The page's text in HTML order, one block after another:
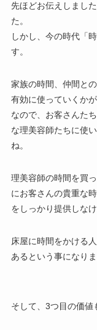
先ほどお伝えしまし
た。
しかし、今の時代「
す。
家族の時間、仲間と
有効に使っていくかが
なので、お客さんた
な理美容師たちに使
ね。
理美容師の時間を買
にお客さんの貴重な
をしっかり提供しな
床屋に時間をかける
あるという事になりま
そして、3つ目の価値